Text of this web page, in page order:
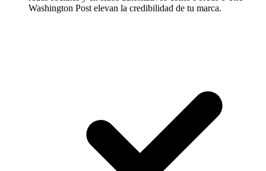
Washington Post elevan la credibilidad de tu marca.